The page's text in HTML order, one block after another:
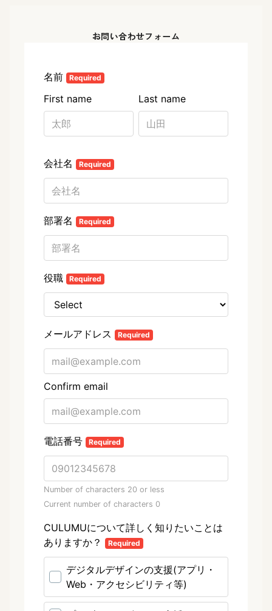
お問い合わせフォーム